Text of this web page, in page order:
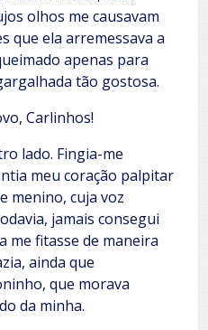
olhos me causavam
que ela arremessava a
apenas para
tão gostosa.
Carlinhos!
lado. Fingia-me
meu coração palpitar
menino, cuja voz
jamais consegui
me fitasse de maneira
ainda que
que morava
da minha.